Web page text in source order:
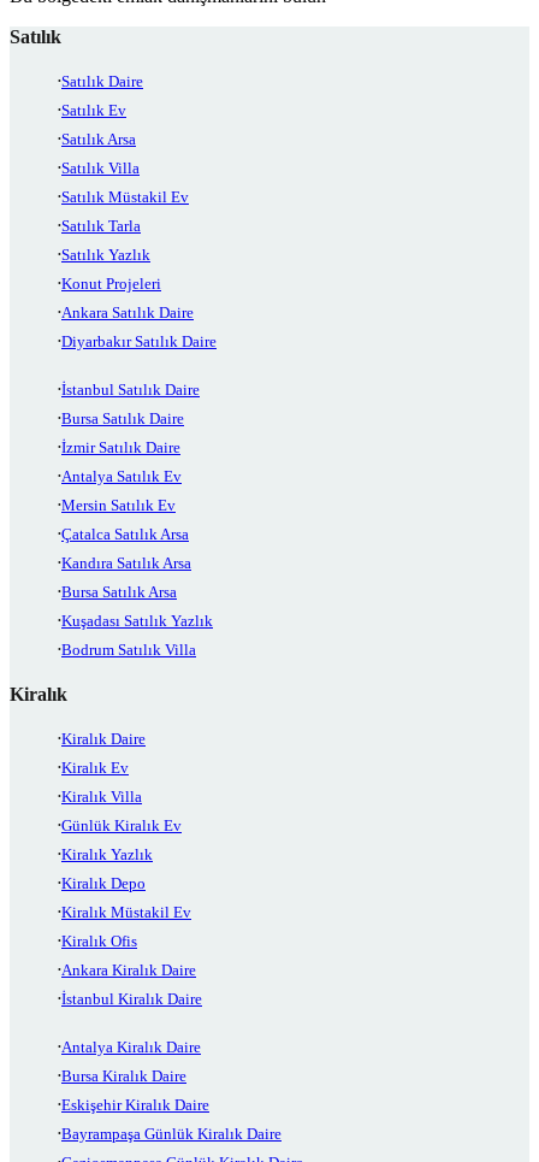
Satılık
Satılık Daire
Satılık Ev
Satılık Arsa
Satılık Villa
Satılık Müstakil Ev
Satılık Tarla
Satılık Yazlık
Konut Projeleri
Ankara Satılık Daire
Diyarbakır Satılık Daire
İstanbul Satılık Daire
Bursa Satılık Daire
İzmir Satılık Daire
Antalya Satılık Ev
Mersin Satılık Ev
Çatalca Satılık Arsa
Kandıra Satılık Arsa
Bursa Satılık Arsa
Kuşadası Satılık Yazlık
Bodrum Satılık Villa
Kiralık
Kiralık Daire
Kiralık Ev
Kiralık Villa
Günlük Kiralık Ev
Kiralık Yazlık
Kiralık Depo
Kiralık Müstakil Ev
Kiralık Ofis
Ankara Kiralık Daire
İstanbul Kiralık Daire
Antalya Kiralık Daire
Bursa Kiralık Daire
Eskişehir Kiralık Daire
Bayrampaşa Günlük Kiralık Daire